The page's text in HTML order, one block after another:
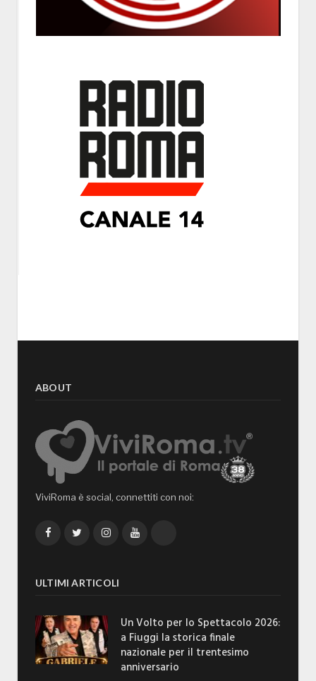
ABOUT
ViviRoma è social, connettiti con noi:
FacebookTwitterInstagramYouTube
ULTIMI ARTICOLI
Un Volto per lo Spettacolo 2026:
a Fiuggi la storica finale
nazionale per il trentesimo
anniversario